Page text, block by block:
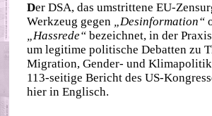
Der DSA, das umstrittene EU-
Werkzeug gegen „Desinformation“
„Hassrede“ bezeichnet, in der
um legitime politische Debatten zu
Migration, Gender- und
113-seitige Bericht des US-
hier in Englisch.